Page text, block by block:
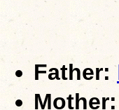
Father:
Mother: